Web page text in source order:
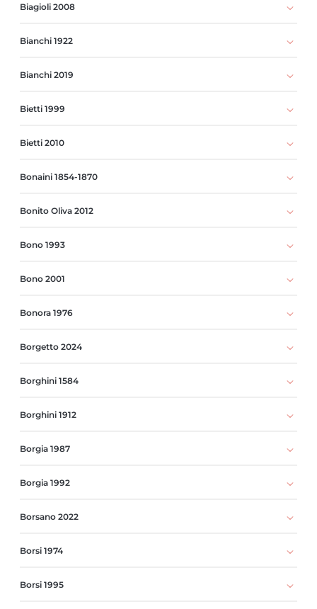
Biagioli 2008
Bianchi 1922
Bianchi 2019
Bietti 1999
Bietti 2010
Bonaini 1854-1870
Bonito Oliva 2012
Bono 1993
Bono 2001
Bonora 1976
Borgetto 2024
Borghini 1584
Borghini 1912
Borgia 1987
Borgia 1992
Borsano 2022
Borsi 1974
Borsi 1995